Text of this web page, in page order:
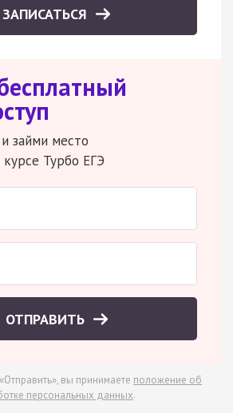
ЗАПИСАТЬСЯ
займи место
Турбо ЕГЭ
ОТПРАВИТЬ
вы принимаете положение об
персональных данных.